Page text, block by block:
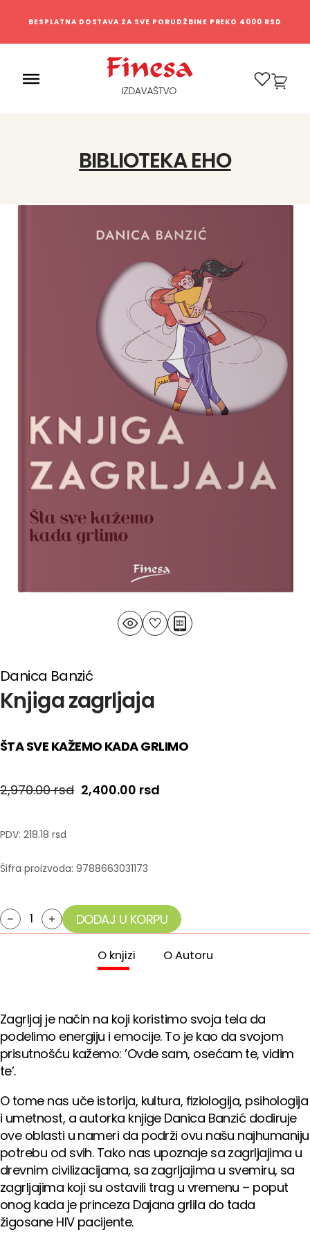
BESPLATNA DOSTAVA ZA SVE PORUDŽBINE PREKO 4000 RSD
BIBLIOTEKA EHO
Knjiga zagrljaja
Danica Banzić
ŠTA SVE KAŽEMO KADA GRLIMO
2,970.00rsd Originalna cena je bila: 2,970.00 rsd.
2,400.00 rsd
PDV: 218.18 rsd
Šifra proizvoda: 9788663031173
Knjiga zagrljaja količina
DODAJ U KORPU
O knjizi O Autoru
Zagrljaj je način na koji koristimo svoja tela da
podelimo energiju i emocije. To je kao da svojom
prisutnošću kažemo: ’Ovde sam, osećam te, vidim
te’.
O tome nas uče istorija, kultura, ﬁziologija, psihologija
i umetnost, a autorka knjige Danica Banzić dodiruje
ove oblasti u nameri da podrži ovu našu najhumaniju
potrebu od svih. Tako nas upoznaje sa zagrljajima u
drevnim civilizacijama, sa zagrljajima u svemiru, sa
zagrljajima koji su ostavili trag u vremenu – poput
onog kada je princeza Dajana grlila do tada
žigosane HIV pacijente.